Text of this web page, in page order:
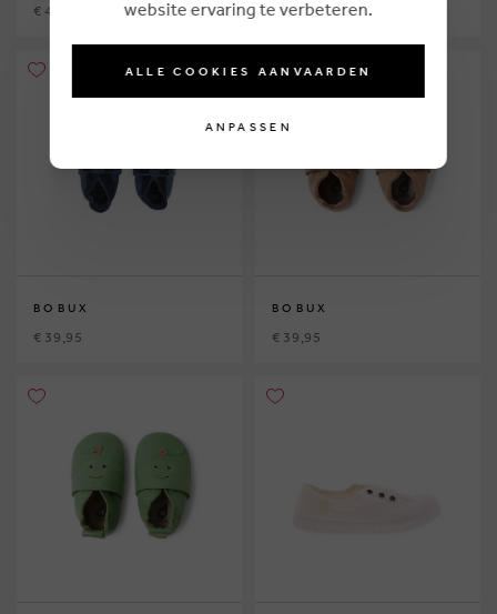
€ 43,00 € 44,95
BOBUX
€ 39,95
BOBUX
€ 39,95
website ervaring te verbeteren.
ALLE COOKIES AANVAARDEN
ANPASSEN